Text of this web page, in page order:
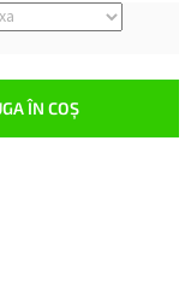
ÎN COŞ